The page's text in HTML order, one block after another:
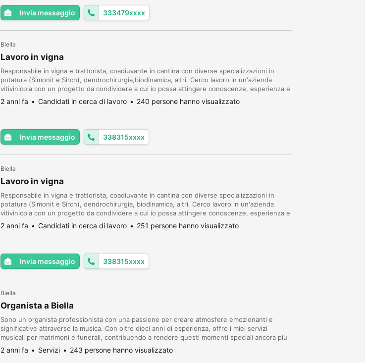
Invia messaggio 333479xxxx
Biella
Lavoro in vigna
Responsabile in vigna e trattorista, coadiuvante in cantina con diverse specializzazioni in
potatura (Simonit e Sirch), dendrochirurgia,biodinamica, altri. Cerco lavoro in un'azienda
vitivinicola con un progetto da condividere a cui io possa attingere conoscenze, esperienza e
professionalità. Sono aperto e disponibile a ricoprire incarichi di responsabilità.
2 anni fa Candidati in cerca di lavoro 240 persone hanno visualizzato
Invia messaggio 338315xxxx
Biella
Lavoro in vigna
Responsabile in vigna e trattorista, coadiuvante in cantina con diverse specializzazioni in
potatura (Simonit e Sirch), dendrochirurgia, biodinamica, altri. Cerco lavoro in un'azienda
vitivinicola con un progetto da condividere a cui io possa attingere conoscenze, esperienza e
professionalità. Sono aperto e disponibile a ricoprire incarichi di responsabilità...
2 anni fa Candidati in cerca di lavoro 251 persone hanno visualizzato
Invia messaggio 338315xxxx
Biella
Organista a Biella
Sono un organista professionista con una passione per creare atmosfere emozionanti e
significative attraverso la musica. Con oltre dieci anni di esperienza, offro i miei servizi
musicali per matrimoni e funerali, contribuendo a rendere questi momenti speciali ancora più
memorabili. Per i matrimoni, creo un sottofondo musicale elegante e romantico, personaliz...
2 anni fa Servizi 243 persone hanno visualizzato